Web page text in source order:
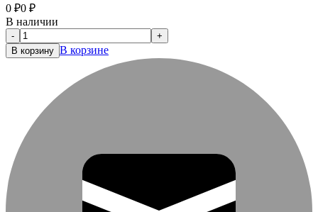
0 ₽0 ₽
В наличии
-
+
В корзину В корзине